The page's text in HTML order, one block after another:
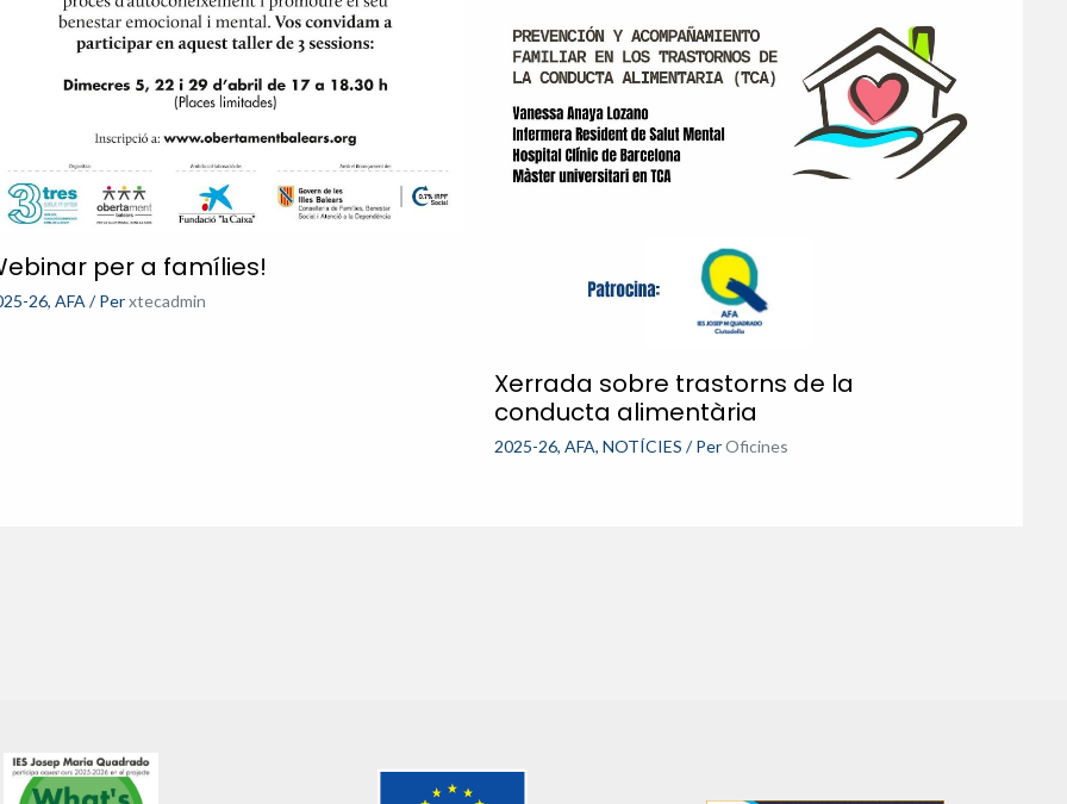
per a famílies!
26, AFA / Perxtecadmin
Xerrada sobre trastorns de la
conducta alimentària
2025-26,AFA,NOTÍCIES / Per Oficines